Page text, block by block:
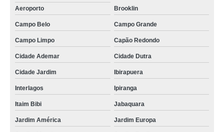
Aeroporto
Brooklin
Campo Belo Campo Grande
Campo Limpo Capão Redondo
Cidade Ademar Cidade Dutra
Cidade Jardim Ibirapuera
Interlagos Ipiranga
Itaim Bibi Jabaquara
Jardim América Jardim Europa